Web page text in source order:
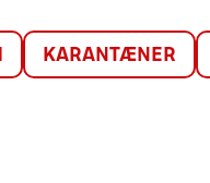
KARANTÆNER